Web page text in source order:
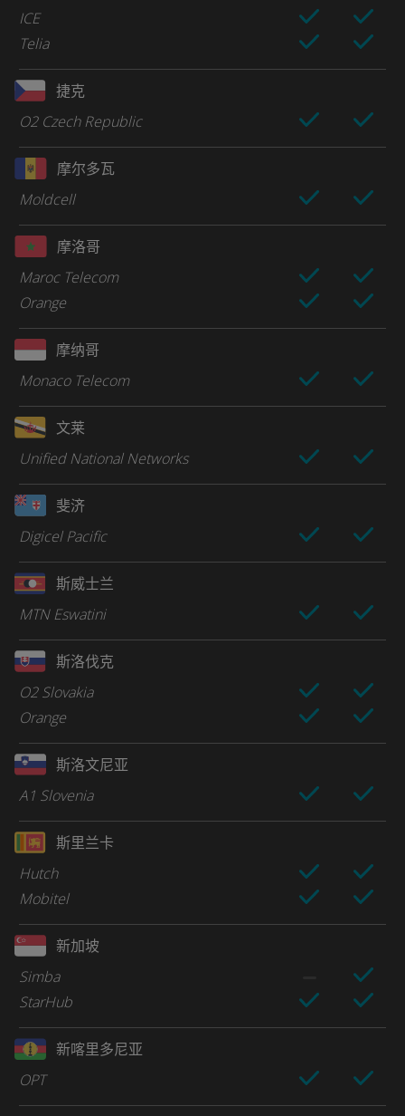
ICE
Telia
捷克
O2 Czech Republic
摩尔多瓦
Moldcell
摩洛哥
Maroc Telecom
Orange
摩纳哥
Monaco Telecom
文莱
Unified National Networks
斐济
Digicel Pacific
斯威士兰
MTN Eswatini
斯洛伐克
O2 Slovakia
Orange
斯洛文尼亚
A1 Slovenia
斯里兰卡
Hutch
Mobitel
新加坡
Simba
StarHub
新喀里多尼亚
OPT